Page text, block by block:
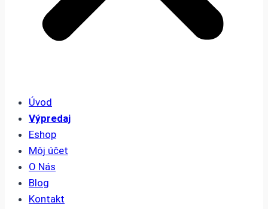
Úvod
Výpredaj
Eshop
Môj účet
O Nás
Blog
Kontakt